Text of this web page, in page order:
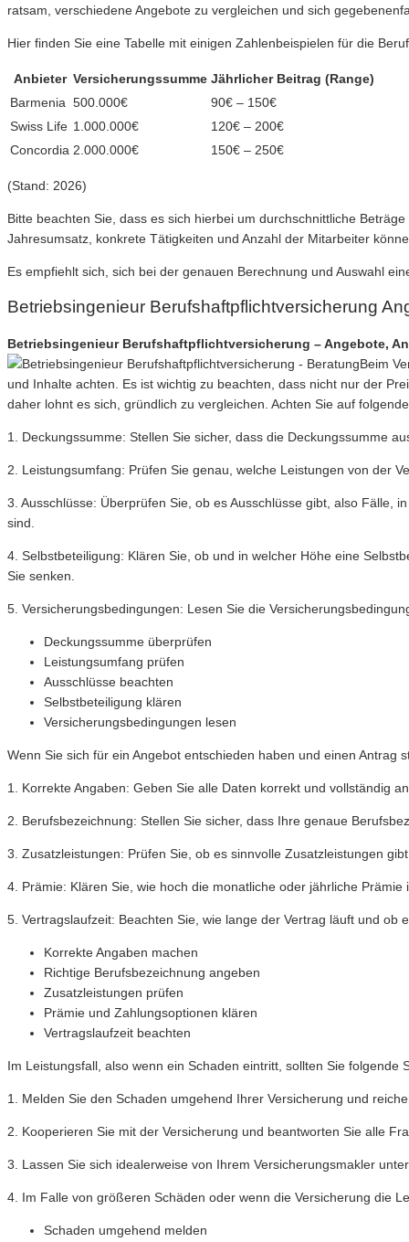
ratsam, verschiedene Angebote zu vergleichen und sich
Hier finden Sie eine Tabelle mit einigen Zahlenbeispielen für die
Anbieter Versicherungssumme Jährlicher Beitrag (Range)
Barmenia 500.000€
90€ – 150€
Swiss Life 1.000.000€
120€ – 200€
Concordia 2.000.000€ 150€ – 250€
(Stand: 2026)
Bitte beachten Sie, dass es sich hierbei um durchschnittliche
Jahresumsatz, konkrete Tätigkeiten und Anzahl der Mitarbeiter
Es empfiehlt sich, sich bei der genauen Berechnung und Auswahl
Betriebsingenieur Berufshaftpflichtversicherung
Betriebsingenieur Berufshaftpflichtversicherung – Angebote,
Beim
und Inhalte achten. Es ist wichtig zu beachten, dass nicht nur der
daher lohnt es sich, gründlich zu vergleichen. Achten Sie auf
1. Deckungssumme: Stellen Sie sicher, dass die Deckungssumme
2. Leistungsumfang: Prüfen Sie genau, welche Leistungen von der
3. Ausschlüsse: Überprüfen Sie, ob es Ausschlüsse gibt, also Fälle,
sind.
4. Selbstbeteiligung: Klären Sie, ob und in welcher Höhe eine
Sie senken.
5. Versicherungsbedingungen: Lesen Sie die
Deckungssumme überprüfen
Leistungsumfang prüfen
Ausschlüsse beachten
Selbstbeteiligung klären
Versicherungsbedingungen lesen
Wenn Sie sich für ein Angebot entschieden haben und einen Antrag
1. Korrekte Angaben: Geben Sie alle Daten korrekt und vollständig
2. Berufsbezeichnung: Stellen Sie sicher, dass Ihre genaue
3. Zusatzleistungen: Prüfen Sie, ob es sinnvolle Zusatzleistungen
4. Prämie: Klären Sie, wie hoch die monatliche oder jährliche
5. Vertragslaufzeit: Beachten Sie, wie lange der Vertrag läuft und ob
Korrekte Angaben machen
Richtige Berufsbezeichnung angeben
Zusatzleistungen prüfen
Prämie und Zahlungsoptionen klären
Vertragslaufzeit beachten
Im Leistungsfall, also wenn ein Schaden eintritt, sollten Sie folgende
1. Melden Sie den Schaden umgehend Ihrer Versicherung und
2. Kooperieren Sie mit der Versicherung und beantworten Sie alle
3. Lassen Sie sich idealerweise von Ihrem Versicherungsmakler
4. Im Falle von größeren Schäden oder wenn die Versicherung die
Schaden umgehend melden